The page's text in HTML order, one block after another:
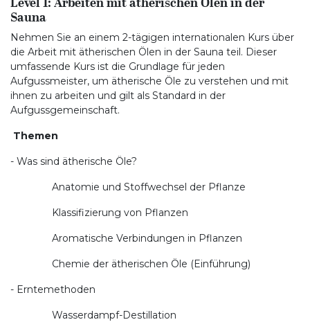
Sauna
Nehmen Sie an einem 2-tägigen internationalen Kurs über
die Arbeit mit ätherischen Ölen in der Sauna teil. Dieser
umfassende Kurs ist die Grundlage für jeden
Aufgussmeister, um ätherische Öle zu verstehen und mit
ihnen zu arbeiten und gilt als Standard in der
Aufgussgemeinschaft.
Themen
- Was sind ätherische Öle?
Anatomie und Stoffwechsel der Pflanze
Klassifizierung von Pflanzen
Aromatische Verbindungen in Pflanzen
Chemie der ätherischen Öle (Einführung)
- Erntemethoden
Wasserdampf-Destillation